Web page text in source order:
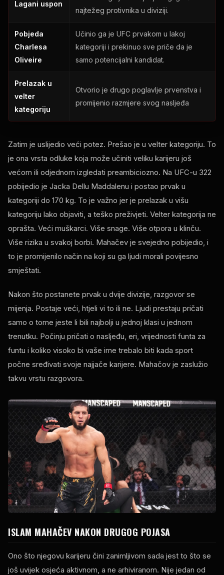
Lagani uspon
najtežeg protivnika u diviziji.
Pobjeda
Charlesa
Oliveire
Učinio ga je UFC prvakom u lakoj
kategoriji i prekinuo sve priče da je
samo potencijalni kandidat.
Prelazak u
velter
kategoriju
Otvorio je drugo poglavlje prvenstva i
promijenio razmjere svog nasljeđa
Zatim je uslijedio veći potez. Prešao je u velter kategoriju. To
je ona vrsta odluke koja može učiniti veliku karijeru još
većom ili odjednom izgledati preambiciozno. Na UFC-u 322
pobijedio je Jacka Dellu Maddalenu i postao prvak u
kategoriji do 170 kg. To je važno jer je prelazak u višu
kategoriju lako objaviti, a teško preživjeti. Velter kategorija ne
oprašta. Veći muškarci. Više snage. Više otpora u klinču.
Više rizika u svakoj borbi. Mahačev je svejedno pobijedio, i
to je promijenilo način na koji su ga ljudi morali povijesno
smještati.
Nakon što postanete prvak u dvije divizije, razgovor se
mijenja. Postaje veći, htjeli vi to ili ne. Ljudi prestaju pričati
samo o tome jeste li bili najbolji u jednoj klasi u jednom
trenutku. Počinju pričati o nasljeđu, eri, vrijednosti funta za
funtu i koliko visoko bi vaše ime trebalo biti kada sport
počne sređivati ​​svoje najjače karijere. Mahačov je zaslužio
takvu vrstu razgovora.
ISLAM MAHAČEV NAKON DRUGOG POJASA
Ono što njegovu karijeru čini zanimljivom sada jest to što se
još uvijek osjeća aktivnom, a ne arhiviranom. Nije jedan od